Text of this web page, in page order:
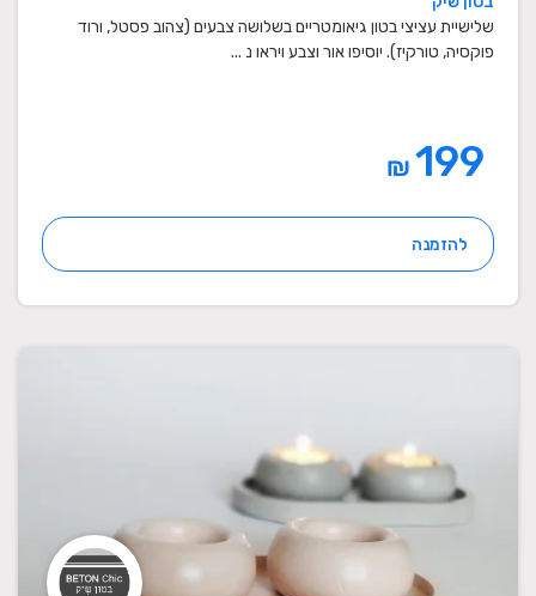
מתנות סוף שנה למורים
שלישיית עציצי בטון גיאומטריים בשלושה צבעים (צהוב פסטל, ורוד
פוקסיה, טורקיז). יוסיפו אור וצבע ויראו נ ...
₪
להזמנה